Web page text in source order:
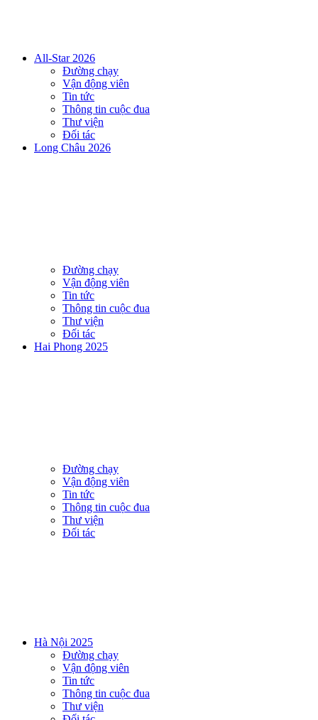
All-Star 2026
Đường chạy
Vận động viên
Tin tức
Thông tin cuộc đua
Thư viện
Đối tác
Long Châu 2026
Đường chạy
Vận động viên
Tin tức
Thông tin cuộc đua
Thư viện
Đối tác
Hai Phong 2025
Đường chạy
Vận động viên
Tin tức
Thông tin cuộc đua
Thư viện
Đối tác
Hà Nội 2025
Đường chạy
Vận động viên
Tin tức
Thông tin cuộc đua
Thư viện